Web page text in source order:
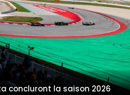
concluront la saison 2026